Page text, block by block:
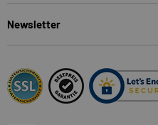
Newsletter